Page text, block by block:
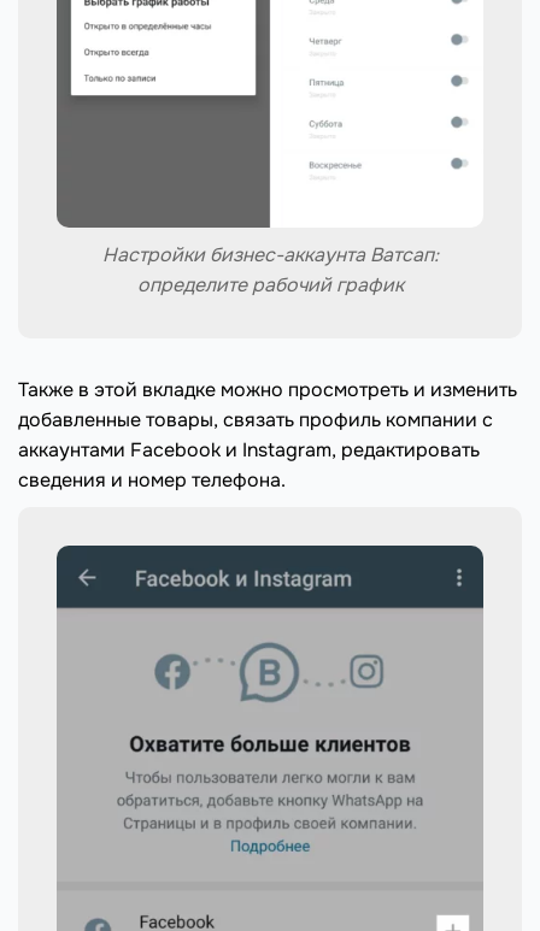
Настройки бизнес-аккаунта Ватсап:
определите рабочий график
Также в этой вкладке можно просмотреть и изменить
добавленные товары, связать профиль компании с
аккаунтами Facebook и Instagram, редактировать
сведения и номер телефона.